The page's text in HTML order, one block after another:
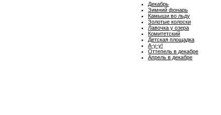
Декабрь
Зимний фонарь
Камыши во льду
Золотые колоски
Лавочка у озера
Комитетский
Детская площадка
А-у-у!
Оттепель в декабре
Апрель в декабре